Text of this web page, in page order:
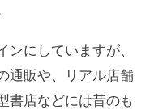
にしていますが、
通販や、リアル店舗
書店などには昔のも